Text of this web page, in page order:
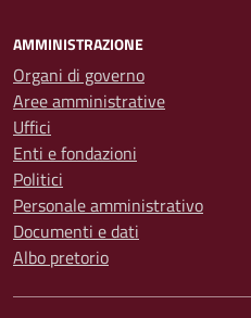
AMMINISTRAZIONE
Organi di governo
Aree amministrative
Uffici
Enti e fondazioni
Politici
Personale amministrativo
Documenti e dati
Albo pretorio